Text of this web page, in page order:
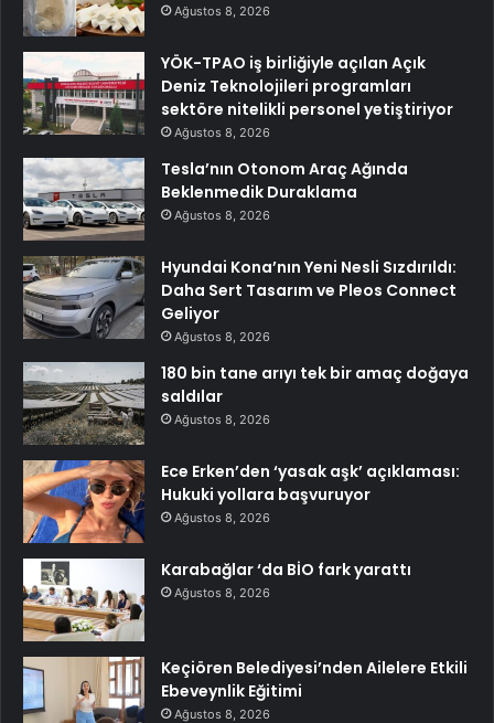
Ağustos 8, 2026
YÖK-TPAO iş birliğiyle açılan Açık
Deniz Teknolojileri programları
sektöre nitelikli personel yetiştiriyor
Ağustos 8, 2026
Tesla’nın Otonom Araç Ağında
Beklenmedik Duraklama
Ağustos 8, 2026
Hyundai Kona’nın Yeni Nesli Sızdırıldı:
Daha Sert Tasarım ve Pleos Connect
Geliyor
Ağustos 8, 2026
180 bin tane arıyı tek bir amaç doğaya
saldılar
Ağustos 8, 2026
Ece Erken’den ‘yasak aşk’ açıklaması:
Hukuki yollara başvuruyor
Ağustos 8, 2026
Karabağlar ‘da BİO fark yarattı
Ağustos 8, 2026
Keçiören Belediyesi’nden Ailelere Etkili
Ebeveynlik Eğitimi
Ağustos 8, 2026